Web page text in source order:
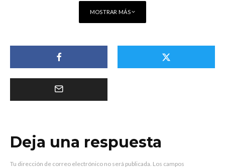
MOSTRAR MÁS
Deja una respuesta
Tu dirección de correo electrónico no será publicada. Los campos